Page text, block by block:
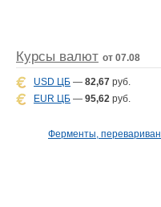
Курсы валют от 07.08
USD ЦБ — 82,67 руб.
EUR ЦБ — 95,62 руб.
Ферменты,